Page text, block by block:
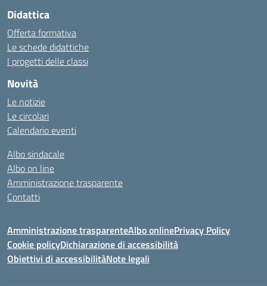
Didattica
Offerta formativa
Le schede didattiche
I progetti delle classi
Novità
Le notizie
Le circolari
Calendario eventi
Albo sindacale
Albo on line
Amministrazione trasparente
Contatti
Amministrazione trasparenteAlbo onlinePrivacy Policy
Cookie policyDichiarazione di accessibilità
Obiettivi di accessibilitàNote legali